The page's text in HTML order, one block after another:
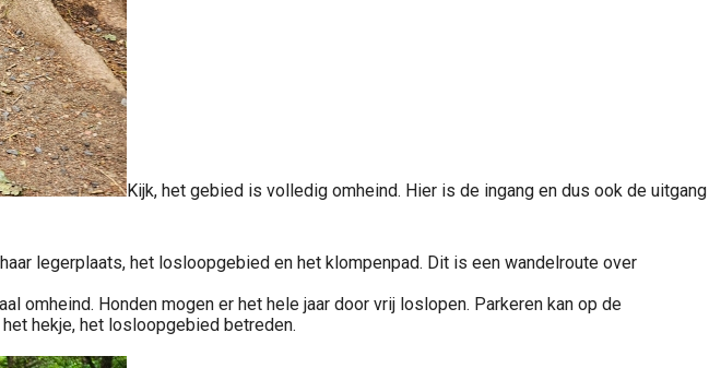
Kijk, het gebied is volledig omheind. Hier is de ingang en dus ook de uitgang
legerplaats, het losloopgebied en het klompenpad. Dit is een wandelroute over
omheind. Honden mogen er het hele jaar door vrij loslopen. Parkeren kan op de
hekje, het losloopgebied betreden.